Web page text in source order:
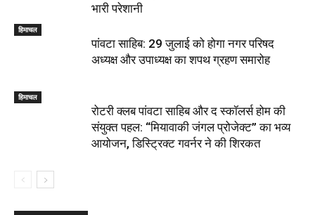
भारी परेशानी
हिमाचल
पांवटा साहिब: 29 जुलाई को होगा नगर परिषद
अध्यक्ष और उपाध्यक्ष का शपथ ग्रहण समारोह
हिमाचल
​रोटरी क्लब पांवटा साहिब और द स्कॉलर्स होम की
संयुक्त पहल: “मियावाकी जंगल प्रोजेक्ट” का भव्य
आयोजन, डिस्ट्रिक्ट गवर्नर ने की शिरकत